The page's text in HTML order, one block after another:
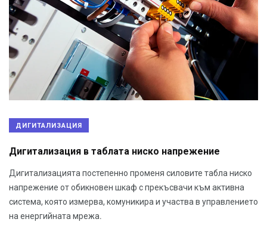
ДИГИТАЛИЗАЦИЯ
Дигитализация в таблата ниско напрежение
Дигитализацията постепенно променя силовите табла ниско
напрежение от обикновен шкаф с прекъсвачи към активна
система, която измерва, комуникира и участва в управлението
на енергийната мрежа.